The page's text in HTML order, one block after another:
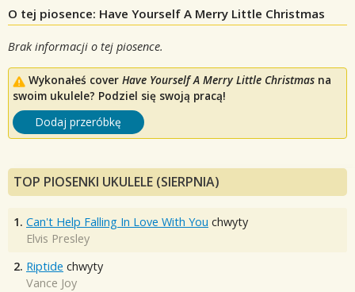
O tej piosence: Have Yourself A Merry Little Christmas
Brak informacji o tej piosence.
Wykonałeś cover Have Yourself A Merry Little Christmas na
swoim ukulele? Podziel się swoją pracą!
Dodaj przeróbkę
TOP PIOSENKI UKULELE (SIERPNIA)
1. Can't Help Falling In Love With You chwyty
Elvis Presley
2. Riptide chwyty
Vance Joy